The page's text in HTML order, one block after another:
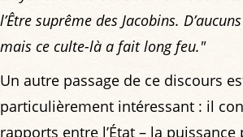
l’Être suprême des Jacobins.
mais ce culte-là a fait long feu."
Un autre passage de ce discours
particulièrement intéressant : il
rapports entre l’État – la